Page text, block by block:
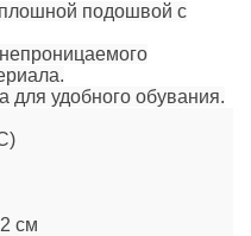
подошвой с
удобного обувания.
см